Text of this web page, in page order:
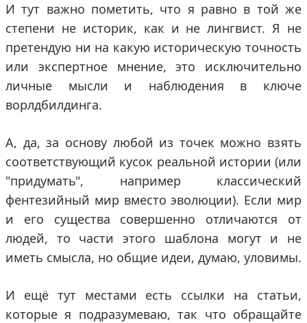
И тут важно пометить, что я равно в той же
степени не историк, как и не лингвист. Я не
претендую ни на какую историческую точность
или экспертное мнение, это исключительно
личные мысли и наблюдения в ключе
ворлдбилдинга.
А, да, за основу любой из точек можно взять
соответствующий кусок реальной истории (или
"придумать", например классический
фентезийный мир вместо эволюции). Если мир
и его существа совершенно отличаются от
людей, то части этого шаблона могут и не
иметь смысла, но общие идеи, думаю, уловимы.
И ещё тут местами есть ссылки на статьи,
которые я подразумеваю, так что обращайте